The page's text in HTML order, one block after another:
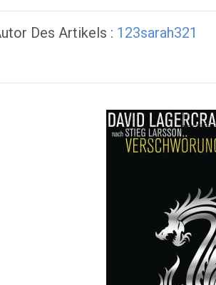
Des Artikels : 123sarah321